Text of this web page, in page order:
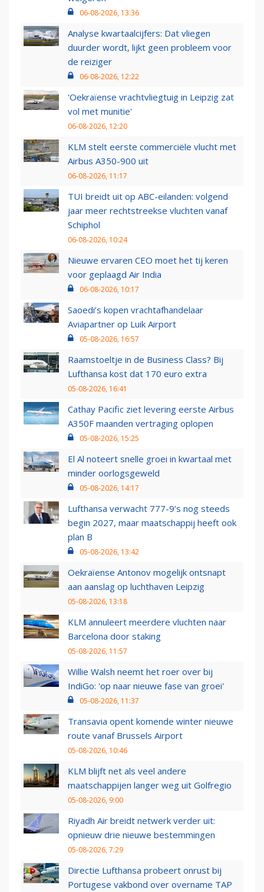
06-08-2026, 13:36
Analyse kwartaalcijfers: Dat vliegen
duurder wordt, lijkt geen probleem voor
de reiziger
06-08-2026, 12:22
'Oekraïense vrachtvliegtuig in Leipzig zat
vol met munitie'
06-08-2026, 12:20
KLM stelt eerste commerciële vlucht met
Airbus A350-900 uit
06-08-2026, 11:17
TUI breidt uit op ABC-eilanden: volgend
jaar meer rechtstreekse vluchten vanaf
Schiphol
06-08-2026, 10:24
Nieuwe ervaren CEO moet het tij keren
voor geplaagd Air India
06-08-2026, 10:17
Saoedi’s kopen vrachtafhandelaar
Aviapartner op Luik Airport
05-08-2026, 16:57
Raamstoeltje in de Business Class? Bij
Lufthansa kost dat 170 euro extra
05-08-2026, 16:41
Cathay Pacific ziet levering eerste Airbus
A350F maanden vertraging oplopen
05-08-2026, 15:25
El Al noteert snelle groei in kwartaal met
minder oorlogsgeweld
05-08-2026, 14:17
Lufthansa verwacht 777-9’s nog steeds
begin 2027, maar maatschappij heeft ook
plan B
05-08-2026, 13:42
Oekraïense Antonov mogelijk ontsnapt
aan aanslag op luchthaven Leipzig
05-08-2026, 13:18
KLM annuleert meerdere vluchten naar
Barcelona door staking
05-08-2026, 11:57
Willie Walsh neemt het roer over bij
IndiGo: 'op naar nieuwe fase van groei'
05-08-2026, 11:37
Transavia opent komende winter nieuwe
route vanaf Brussels Airport
05-08-2026, 10:46
KLM blijft net als veel andere
maatschappijen langer weg uit Golfregio
05-08-2026, 9:00
Riyadh Air breidt netwerk verder uit:
opnieuw drie nieuwe bestemmingen
05-08-2026, 7:29
Directie Lufthansa probeert onrust bij
Portugese vakbond over overname TAP